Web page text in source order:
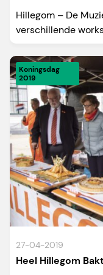
Hillegom – De
verschillende
Koningsdag
2019
27-04-2019
Heel Hillegom